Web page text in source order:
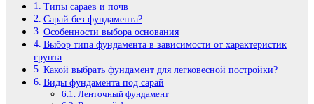
Типы сараев и почв
Сарай без фундамента?
Особенности выбора основания
Выбор типа фундамента в зависимости от характеристик
грунта
Какой выбрать фундамент для легковесной постройки?
Виды фундамента под сарай
Ленточный фундамент